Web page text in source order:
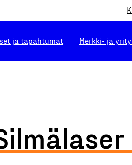
ja tapahtumat Merkki- ja